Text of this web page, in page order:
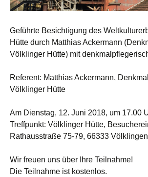
Geführte Besichtigung des
Hütte durch Matthias Ackermann
Völklinger Hütte) mit
Referent: Matthias Ackermann,
Völklinger Hütte
Am Dienstag, 12. Juni 2018, um 17.00
Treffpunkt: Völklinger Hütte,
Rathausstraße 75-79, 66333 Völklingen
Wir freuen uns über Ihre Teilnahme!
Die Teilnahme ist kostenlos.